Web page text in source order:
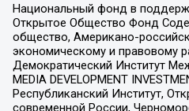
Национальный фонд в
Открытое Общество Фонд
общество, Американо-
экономическому и правовому
Демократический Институт
MEDIA DEVELOPMENT
Республиканский Институт,
современной России,